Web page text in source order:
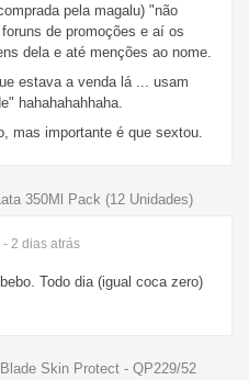
pela magalu) "não
de promoções e aí os
dela e até menções ao nome.
estava a venda lá ... usam
hahahahahhaha.
mas importante é que sextou.
350Ml Pack (12 Unidades)
- 2 dias atrás
Todo dia (igual coca zero)
Skin Protect - QP229/52